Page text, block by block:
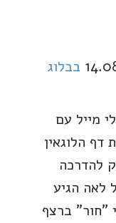
בבלוג
מייל עם
הלוגאין
להדרכה
לאה הגיע
"חור" ברצף